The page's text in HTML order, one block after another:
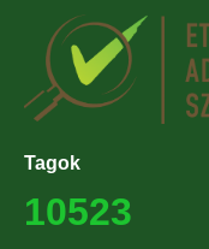
Tagok
10523